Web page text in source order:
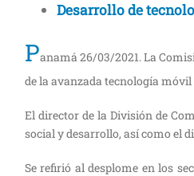
Desarrollo de
Panamá 26/03/2021. La
de la avanzada tecnología
El director de la División de
social y desarrollo, así como el
Se refirió al desplome en los